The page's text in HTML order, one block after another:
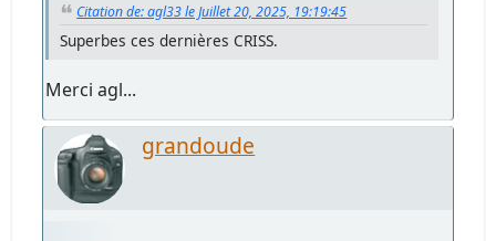
Citation de: agl33 le Juillet 20, 2025, 19:19:45
Superbes ces dernières CRISS.
Merci agl...
grandoude